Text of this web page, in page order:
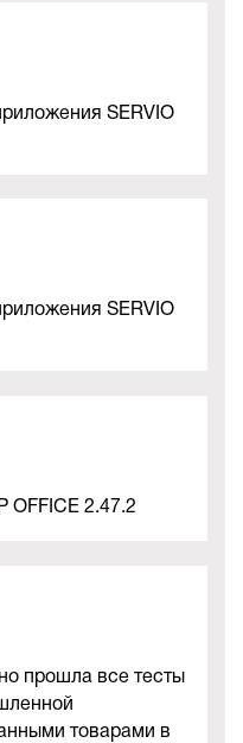
SERVIO
SERVIO
OFFICE 2.47.2
прошла все тесты
товарами в